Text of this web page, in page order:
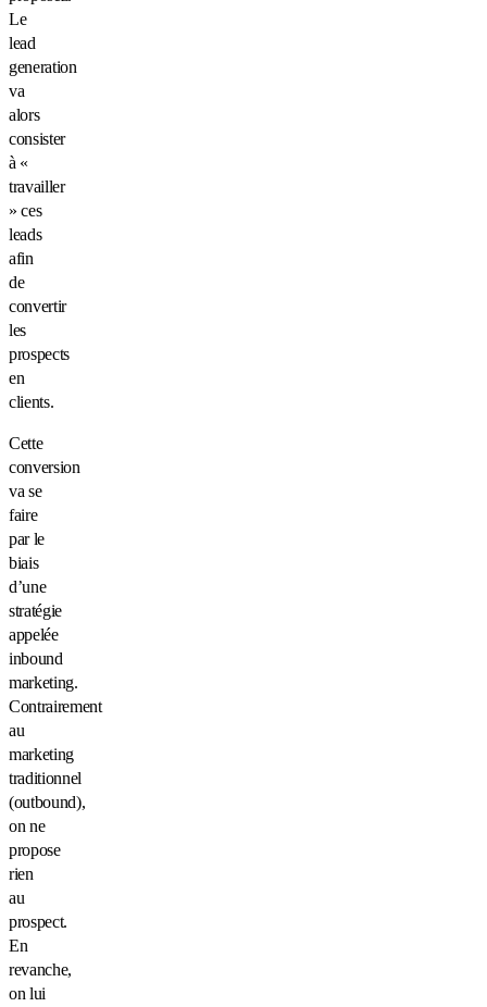
Le
lead
generation
va
alors
consister
à «
travailler
» ces
leads
afin
de
convertir
les
prospects
en
clients.
Cette
conversion
va se
faire
par le
biais
d’une
stratégie
appelée
inbound
marketing.
Contrairement
au
marketing
traditionnel
(outbound),
on ne
propose
rien
au
prospect.
En
revanche,
on lui